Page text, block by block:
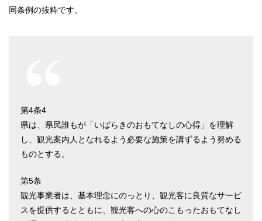
同条例の抜粋です。
第4条4
県は、県民誰もが「いばらきのおもてなしの心得」を理解
し、観光案内人となれるよう必要な施策を講ずるよう努める
ものとする。
第5条
観光事業者は、基本理念にのっとり、観光客に良質なサービ
スを提供するとともに、観光客への心のこもったおもてなし